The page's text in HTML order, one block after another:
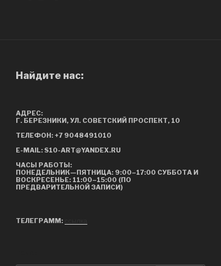
Найдите нас:
АДРЕС:
Г. БЕРЕЗНИКИ, УЛ. СОВЕТСКИЙ ПРОСПЕКТ, 10
ТЕЛЕФОН:+7 9048491010
E-MAIL:S10-ART@YANDEX.RU
ЧАСЫ РАБОТЫ:
ПОНЕДЕЛЬНИК—ПЯТНИЦА: 9:00–17:00 СУББОТА И
ВОСКРЕСЕНЬЕ: 11:00–15:00 (ПО
ПРЕДВАРИТЕЛЬНОЙ ЗАПИСИ)
ТЕЛЕГРАММ: